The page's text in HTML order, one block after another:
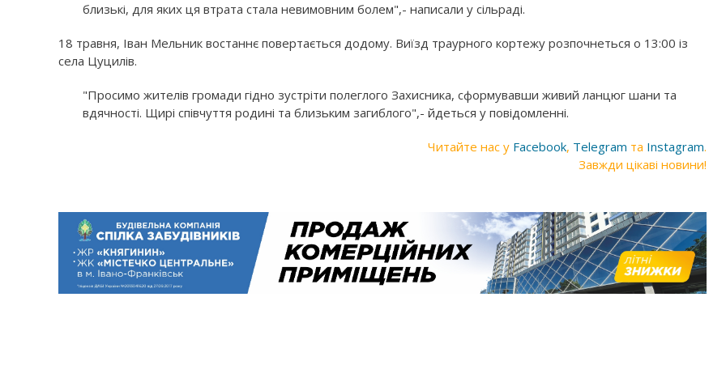
близькі, для яких ця втрата стала невимовним болем",- написали у сільраді.
18 травня, Іван Мельник востаннє повертається додому. Виїзд траурного кортежу розпочнеться о 13:00 із
села Цуцилів.
"Просимо жителів громади гідно зустріти полеглого Захисника, сформувавши живий ланцюг шани та
вдячності. Щирі співчуття родині та близьким загиблого",- йдеться у повідомленні.
Читайте нас у Facebook, Telegram та Instagram.
Завжди цікаві новини!